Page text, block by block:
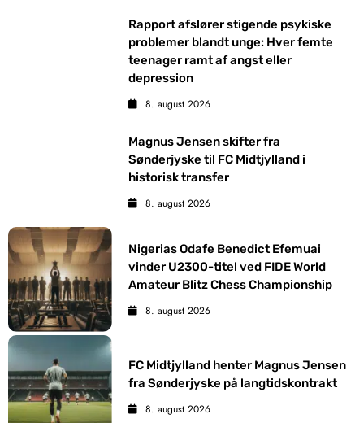
Rapport afslører stigende psykiske
problemer blandt unge: Hver femte
teenager ramt af angst eller
depression
8. august 2026
Magnus Jensen skifter fra
Sønderjyske til FC Midtjylland i
historisk transfer
8. august 2026
Nigerias Odafe Benedict Efemuai
vinder U2300-titel ved FIDE World
Amateur Blitz Chess Championship
8. august 2026
FC Midtjylland henter Magnus Jensen
fra Sønderjyske på langtidskontrakt
8. august 2026